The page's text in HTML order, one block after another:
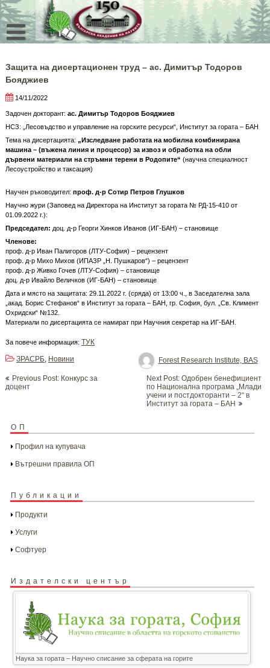
Skip
to
content
Защита на дисертационен труд – ас. Димитър Тодоров
Бояджиев
14/11/2022
Задочен докторант: ас. Димитър Тодоров Бояджиев
НСЗ: „Лесовъдство и управление на горските ресурси“, Институт за гората – БАН
Тема на дисертацията: „Изследване работата на мобилна комбинирана
машина – (въжена линия и процесор) за извоз и обработка на обли
дървени материали на стръмни терени в Родопите“ (научна специалност
Лесоустройство и таксация)
Научен ръководител: проф. д-р Сотир Петров Глушков
Научно жури (Заповед на Директора на Институт за гората № РД-15-410 от
01.09.2022 г.):
Председател: доц. д-р Георги Хинков Иванов (ИГ-БАН) – становище
Членове:
проф. д-р Иван Палигоров (ЛТУ-София) – рецензент
проф. д-р Михо Михов (ИПАЗР „Н. Пушкаров“) – рецензент
проф. д-р Живко Гочев (ЛТУ-София) – становище
доц. д-р Ивайло Величков (ИГ-БАН) – становище
Дата и място на защитата: 29.11.2022 г. (сряда) от 13:00 ч., в Заседателна зала
„акад. Борис Стефанов“ в Институт за гората – БАН, гр. София, бул. „Св. Климент
Охридски“ №132.
Материали по дисертацията се намират при Научния секретар на ИГ-БАН.
За повече информация: ТУК
Forest Research Institute, BAS
ЗРАСРБ,
Новини
navigation
Previous Post: Конкурс за
доцент
Next Post: Одобрен бенефициент
по Национална програма „Млади
учени и постдокторанти – 2“ в
Институт за гората – БАН
ОП
Профил на купувача
Вътрешни правила ОП
Публикации
Продукти
Услуги
Софтуер
Издателски център
Наука за гората – Научно списание за сферата на горите